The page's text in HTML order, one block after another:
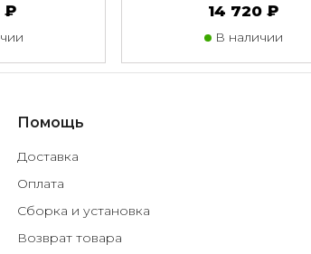
₽ 14 720 ₽
В наличии
Помощь
Доставка
Оплата
Сборка и установка
Возврат товара